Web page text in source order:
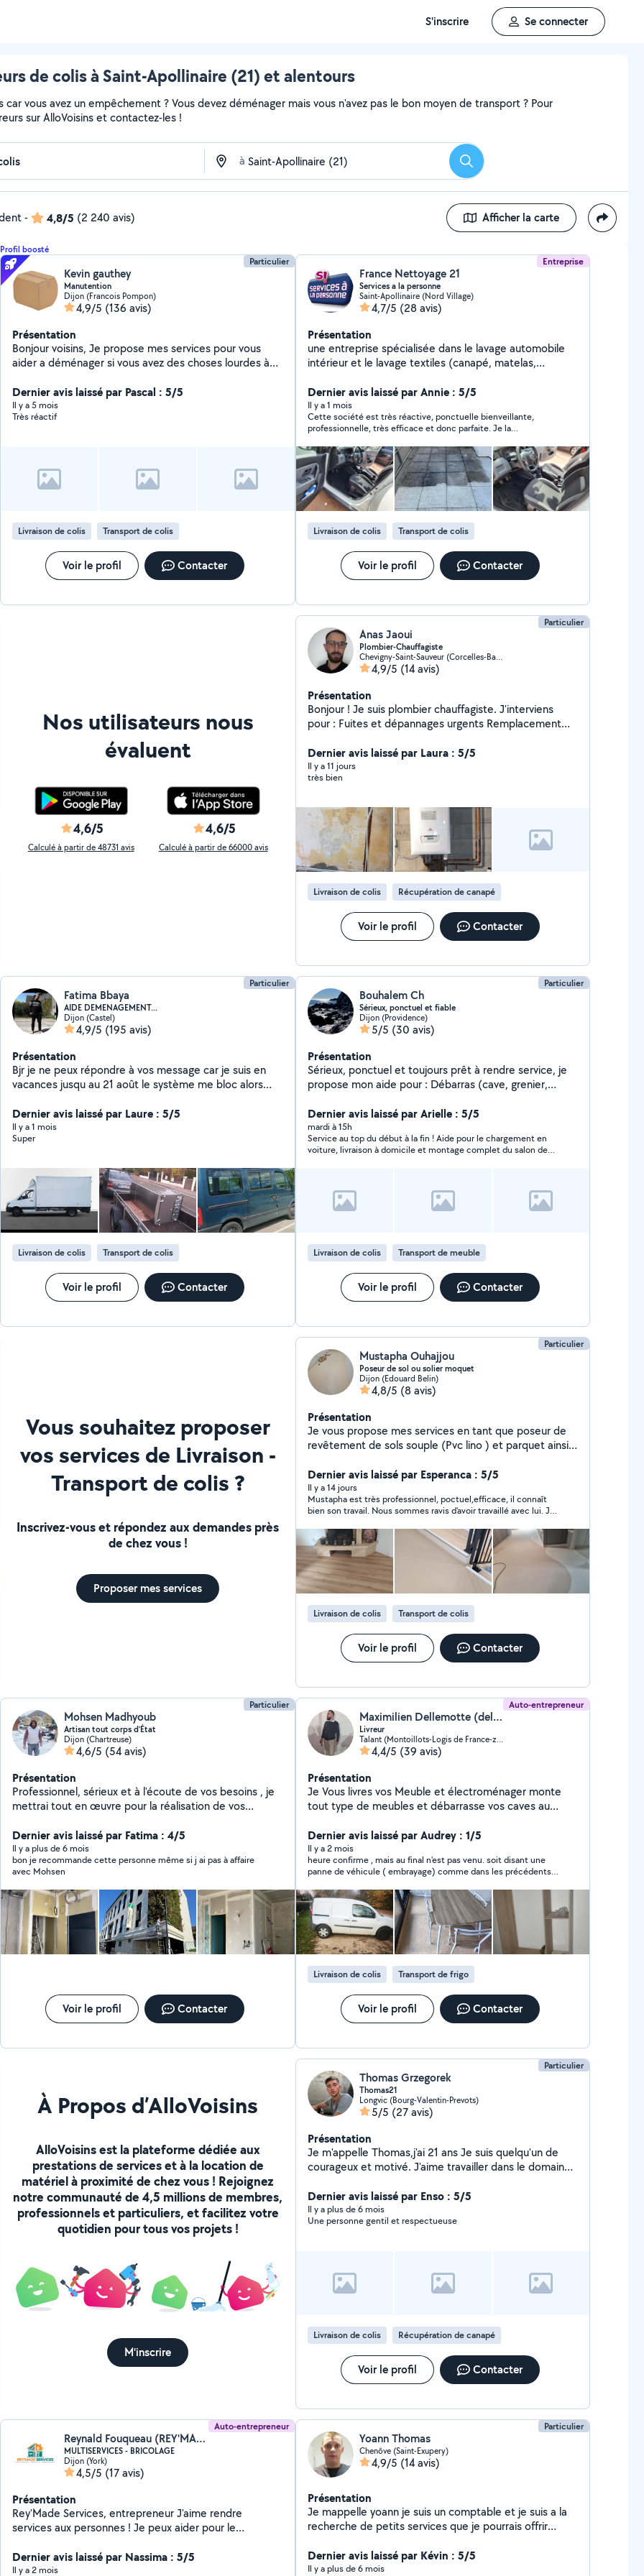
S'inscrire Se connecter
de colis à Saint-Apollinaire (21) et alentours
vous avez un empêchement ? Vous devez déménager mais vous n'avez pas le bon moyen de transport ? Pour
sur AlloVoisins et contactez-les !
à Rechercher
- 4,8/5 (2 240 avis) Afficher la carte
Profil boosté
Particulier
Kevin gauthey
Manutention
Dijon (Francois Pompon)
4,9/5 (136 avis)
Présentation
Bonjour voisins, Je propose mes services pour vous
aider a déménager si vous avez des choses lourdes à
accompagner également Je suis convivial et m'adapte
Dernier avis laissé par Pascal : 5/5
Il y a 5 mois
Très réactif
Livraison de colis Transport de colis
Voir le profil Contacter
Entreprise
France Nettoyage 21
Services a la personne
Saint-Apollinaire (Nord Village)
4,7/5 (28 avis)
Présentation
une entreprise spécialisée dans le lavage automobile
intérieur et le lavage textiles (canapé, matelas,
extraction, aucune saleté ne lui résiste et votre tissu
ressortira comme neuf !N'hésitez pas à nous ajouter
sur nos réseaux pour voir nos réalisations !
Dernier avis laissé par Annie : 5/5
Il y a 1 mois
Cette société est très réactive, ponctuelle bienveillante,
professionnelle, très efficace et donc parfaite. Je la
Livraison de colis Transport de colis
Voir le profil Contacter
Nos utilisateurs nous
évaluent
4,6/5
Calculé à partir de 48731 avis
4,6/5
Calculé à partir de 66000 avis
Particulier
Anas Jaoui
Plombier-Chauffagiste
Chevigny-Saint-Sauveur (Corcelles-Bas de Chanot)
4,9/5 (14 avis)
Présentation
Bonjour ! Je suis plombier chauffagiste. J'interviens
pour : Fuites et dépannages urgents Remplacement
chauffe-eau Débouchage (WC, évier, douche) Petits
travaux sanitaires Sérieux, réactif et soigneux. Tarifs
honnêtes et devis gratuit.
Dernier avis laissé par Laura : 5/5
Il y a 11 jours
très bien
Livraison de colis Récupération de canapé
Voir le profil Contacter
Particulier
Fatima Bbaya
AIDE DEMENAGEMENT...
Dijon (Castel)
4,9/5 (195 avis)
Présentation
Bjr je ne peux répondre à vos message car je suis en
vacances jusqu au 21 août le système me bloc alors
cas je met un coeur à vous de changer votre demande
pour pouvoir me contacter. En livraison,
manutention,aide
tention,peinture,monter meubles,installer lustres,
jardiner,travailler la terre, bêcher,semer,planter
arbustes,plantes déssouchages, abattre arbres stérer
et fendre,faire des courses pour des clients,sur ces
domaines nous sommes hyper qualifié, sérieux,
rigoureux, appliqué,passionné, et surtout digne de
confiance. En jardinage,ont est équipé de tondeuse,
débroussailleuse,motoculteur taille haie,d'une
tronçonneuse sthil professionnel, merlin coin Équipé d 1
machine à coudre professionnelle singer. Regardez les
compétences ne cessent d évoluer.
Dernier avis laissé par Laure : 5/5
Il y a 1 mois
Super
Livraison de colis Transport de colis
Voir le profil Contacter
Particulier
Bouhalem Ch
Sérieux, ponctuel et fiable
Dijon (Providence)
5/5 (30 avis)
Présentation
Sérieux, ponctuel et toujours prêt à rendre service, je
propose mon aide pour : Débarras (cave, grenier,
(dépannage léger, accompagnement, transport de
matériel) Déplacements de personnes ou aide aux
courses Et toute autre aide du quotidien selon vos
besoins J'aime le travail bien fait et le contact humain.
Dernier avis laissé par Arielle : 5/5
mardi à 15h
Service au top du début à la fin ! Aide pour le chargement en
voiture, livraison à domicile et montage complet du salon de
Livraison de colis Transport de meuble
Voir le profil Contacter
Vous souhaitez proposer
vos services de Livraison -
Transport de colis ?
Inscrivez-vous et répondez aux demandes près
de chez vous !
Proposer mes services
Particulier
Mustapha Ouhajjou
Poseur de sol ou solier moquet
Dijon (Edouard Belin)
4,8/5 (8 avis)
Présentation
Je vous propose mes services en tant que poseur de
revêtement de sols souple (Pvc lino ) et parquet ainsi
Je réalise pour vous: Pose tous revêtement avec ou
sans soudures (moquette) - Préparation des sols, -
Ragreage -Travail professionnelle Deplacement et
Devis GRATUIT! N'hésitez pas a me contacter pour
tous complément d'information.
Dernier avis laissé par Esperanca : 5/5
Il y a 14 jours
Mustapha est très professionnel, poctuel,efficace, il connaît
bien son travail. Nous sommes ravis d'avoir travaillé avec lui. Je
travail effectué
Livraison de colis Transport de colis
Voir le profil Contacter
Particulier
Mohsen Madhyoub
Artisan tout corps d’État
Dijon (Chartreuse)
4,6/5 (54 avis)
Présentation
Professionnel, sérieux et à l'écoute de vos besoins , je
mettrai tout en œuvre pour la réalisation de vos
Dernier avis laissé par Fatima : 4/5
Il y a plus de 6 mois
bon je recommande cette personne même si j ai pas à affaire
avec Mohsen
Voir le profil Contacter
Auto-entrepreneur
Maximilien Dellemotte (dellemotte)
Livreur
Talant (Montoillots-Logis de France-z Artisanale)
4,4/5 (39 avis)
Présentation
Je Vous livres vos Meuble et électroménager monte
tout type de meubles et débarrasse vos caves au
prestations possibles chargement déchargement. Ou
je m'occupe de tous emballage du fragile et fait vos
cartons vous livre vos courses vos aliments peuve
rester au frais Je peux aussi faires des petits travaux
Dernier avis laissé par Audrey : 1/5
Il y a 2 mois
heure confirme , mais au final n'est pas venu. soit disant une
panne de véhicule ( embrayage) comme dans les précédents
je ne recommande pas
Livraison de colis Transport de frigo
Voir le profil Contacter
À Propos d’AlloVoisins
AlloVoisins est la plateforme dédiée aux
prestations de services et à la location de
matériel à proximité de chez vous ! Rejoignez
notre communauté de 4,5 millions de membres,
professionnels et particuliers, et facilitez votre
quotidien pour tous vos projets !
M'inscrire
Particulier
Thomas Grzegorek
Thomas21
Longvic (Bourg-Valentin-Prevots)
5/5 (27 avis)
Présentation
Je m'appelle Thomas,j'ai 21 ans Je suis quelqu'un de
courageux et motivé. J'aime travailler dans le domaine
métiers.
Dernier avis laissé par Enso : 5/5
Il y a plus de 6 mois
Une personne gentil et respectueuse
Livraison de colis Récupération de canapé
Voir le profil Contacter
Auto-entrepreneur
Reynald Fouqueau (REY'MADE SERVICES)
MULTISERVICES - BRICOLAGE
Dijon (York)
4,5/5 (17 avis)
Présentation
Rey'Made Services, entrepreneur J'aime rendre
services aux personnes ! Je peux aider pour le
mecanique, jardinnage ... Très polyvalent Renovation
maison /salle de bain / plomberie / electricité /
Dernier avis laissé par Nassima : 5/5
Il y a 2 mois
Particulier
Yoann Thomas
Chenôve (Saint-Exupery)
4,9/5 (14 avis)
Présentation
Je mappelle yoann je suis un comptable et je suis a la
recherche de petits services que je pourrais offrir
Dernier avis laissé par Kévin : 5/5
Il y a plus de 6 mois